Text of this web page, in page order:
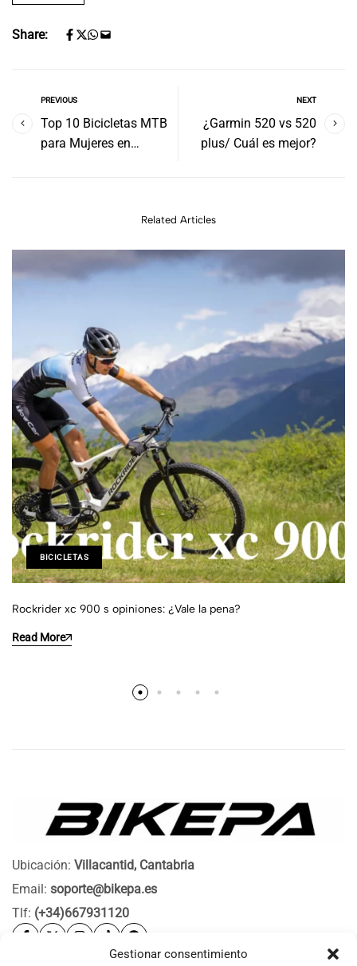
Gestionar consentimiento
Share:
PREVIOUS
Top 10 Bicicletas MTB
para Mujeres en
NEXT
¿Garmin 520 vs 520
plus/ Cuál es mejor?
Related Articles
BICICLETAS
Rockrider xc 900 s opiniones: ¿Vale la pena?
Read More
Ubicación: Villacantid, Cantabria
Email: soporte@bikepa.es
Tlf: (+34)667931120